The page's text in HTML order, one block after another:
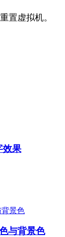
置虚拟机。
效果
与背景色